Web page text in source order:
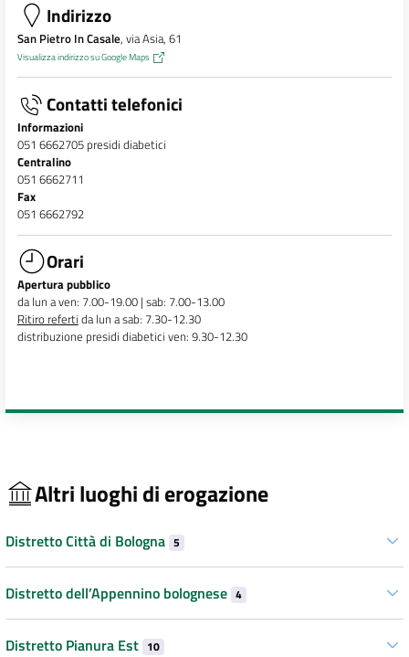
Indirizzo
San Pietro In Casale, via Asia, 61
Visualizza indirizzo su Google Maps
Contatti telefonici
Informazioni
051 6662705 presidi diabetici
Centralino
051 6662711
Fax
051 6662792
Orari
Apertura pubblico
da lun a ven: 7.00-19.00 | sab: 7.00-13.00
Ritiro referti da lun a sab: 7.30-12.30
distribuzione presidi diabetici ven: 9.30-12.30
Altri luoghi di erogazione
Distretto Città di Bologna 5
Distretto dell’Appennino bolognese 4
Distretto Pianura Est 10